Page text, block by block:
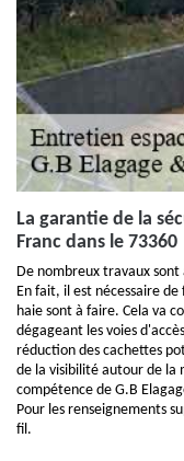
La garantie de la
Franc dans le 73360
De nombreux travaux sont
En fait, il est nécessaire
haie sont à faire. Cela va
dégageant les voies
réduction des cachettes
de la visibilité autour de la
compétence de G.B
Pour les renseignements
fil.